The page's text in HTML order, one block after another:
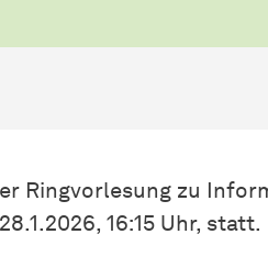
Ringvorlesung zu
16:15 Uhr, statt.